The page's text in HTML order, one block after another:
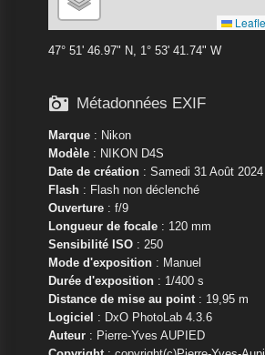
47° 51' 46.97" N, 1° 53' 41.74" W
 Métadonnées EXIF
Marque: Nikon
Modèle: NIKON D4S
Date de création: Samedi 31 Août
Flash: Flash non déclenché
Ouverture: f/9
Longueur de focale: 120 mm
Sensibilité ISO: 250
Mode d'exposition: Manuel
Durée d'exposition: 1/400 s
Distance de mise au point: 19,95 m
Logiciel : DxO PhotoLab 4.3.6
Auteur: Pierre-Yves AUPIED